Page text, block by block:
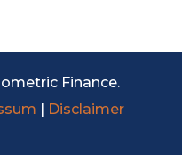
Finance.
| Disclaimer